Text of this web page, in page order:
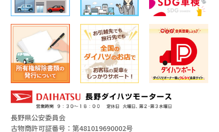
長野県公安委員会
古物商許可証番号：第481019690002号